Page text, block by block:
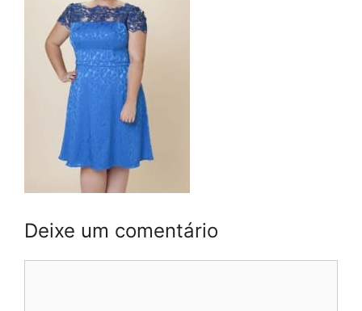
Deixe um comentário